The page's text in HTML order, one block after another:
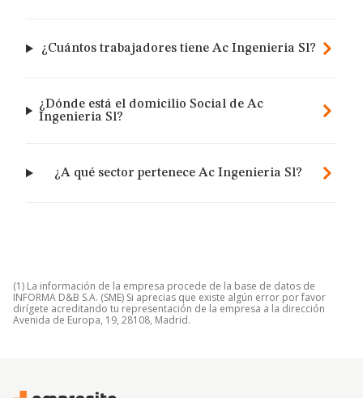
¿Cuántos trabajadores tiene Ac Ingenieria Sl?
¿Dónde está el domicilio Social de Ac
Ingenieria Sl?
¿A qué sector pertenece Ac Ingenieria Sl?
(1) La información de la empresa procede de la base de datos de
INFORMA D&B S.A. (SME) Si aprecias que existe algún error por favor
dirígete acreditando tu representación de la empresa a la dirección
Avenida de Europa, 19, 28108, Madrid.